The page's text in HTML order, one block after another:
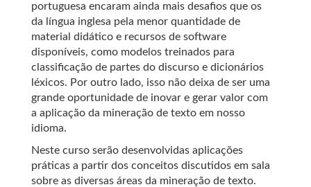
portuguesa encaram ainda mais desafios que os
da língua inglesa pela menor quantidade de
material didático e recursos de software
disponíveis, como modelos treinados para
classificação de partes do discurso e dicionários
léxicos. Por outro lado, isso não deixa de ser uma
grande oportunidade de inovar e gerar valor com
a aplicação da mineração de texto em nosso
idioma.
Neste curso serão desenvolvidas aplicações
práticas a partir dos conceitos discutidos em sala
sobre as diversas áreas da mineração de texto.